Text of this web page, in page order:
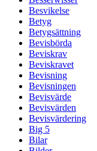
Besvikelse
Betyg
Betygsättning
Bevisbörda
Beviskrav
Beviskravet
Bevisning
Bevisningen
Bevisvärde
Bevisvärden
Bevisvärdering
Big 5
Bilar